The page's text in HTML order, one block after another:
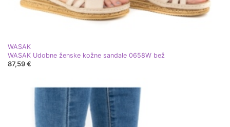
WASAK
WASAK Udobne ženske kožne sandale 0658W bež
87,59 €